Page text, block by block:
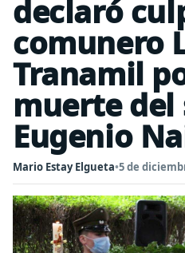
declaró
comunero
Tranamil
muerte
Eugenio
Mario Estay Elgueta•5 de